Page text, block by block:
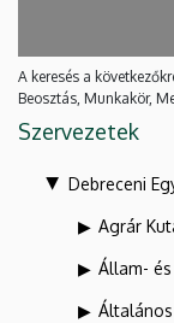
A keresés a
Beosztás, Munkakör,
Szervezetek
Debreceni
Agrár
Állam-